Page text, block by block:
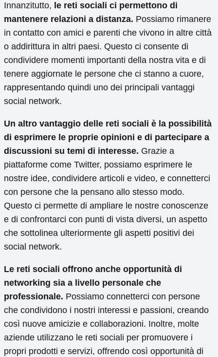
Innanzitutto, le reti sociali ci permettono di
mantenere relazioni a distanza. Possiamo rimanere
in contatto con amici e parenti che vivono in altre città
o addirittura in altri paesi. Questo ci consente di
condividere momenti importanti della nostra vita e di
tenere aggiornate le persone che ci stanno a cuore,
rappresentando quindi uno dei principali vantaggi
social network.
Un altro vantaggio delle reti sociali è la possibilità
di esprimere le proprie opinioni e di partecipare a
discussioni su temi di interesse. Grazie a
piattaforme come Twitter, possiamo esprimere le
nostre idee, condividere articoli e video, e connetterci
con persone che la pensano allo stesso modo.
Questo ci permette di ampliare le nostre conoscenze
e di confrontarci con punti di vista diversi, un aspetto
che sottolinea ulteriormente gli aspetti positivi dei
social network.
Le reti sociali offrono anche opportunità di
networking sia a livello personale che
professionale. Possiamo connetterci con persone
che condividono i nostri interessi e passioni, creando
così nuove amicizie e collaborazioni. Inoltre, molte
aziende utilizzano le reti sociali per promuovere i
propri prodotti e servizi, offrendo così opportunità di